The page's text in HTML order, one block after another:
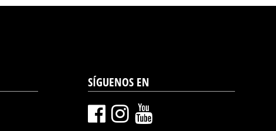
SÍGUENOS EN